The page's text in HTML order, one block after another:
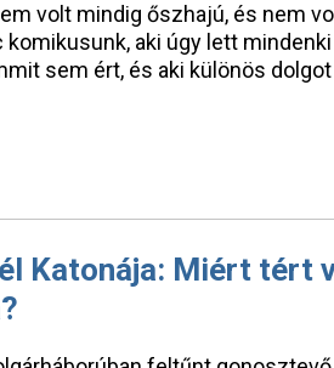
volt mindig őszhajú, és nem
aki úgy lett mindenki
sem ért, és aki különös
Katonája: Miért tért